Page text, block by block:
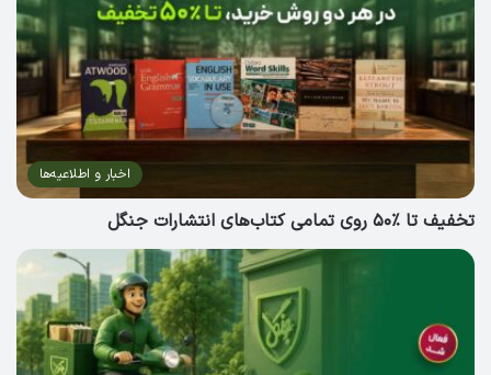
اخبار و اطلاعیه‌ها
تخفیف تا ٪۵۰ روی تمامی کتاب‌های انتشارات جنگل